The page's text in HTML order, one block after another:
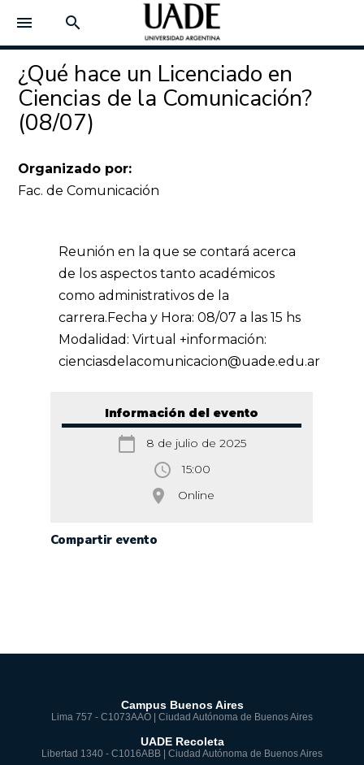
menu search
¿Qué hace un Licenciado en
Ciencias de la Comunicación?
(08/07)
Organizado por:
Fac. de Comunicación
Información del evento
calendar_today 8 de julio de 2025
access_time 15:00
room Online
Compartir evento
Reunión en la que se contará acerca
de los aspectos tanto académicos
como administrativos de la
carrera.Fecha y Hora: 08/07 a las 15 hs
Modalidad:Virtual+información:
cienciasdelacomunicacion@uade.edu.ar
Campus Buenos Aires
Lima 757 - C1073AAO | Ciudad Autónoma de Buenos Aires
UADE Recoleta
Libertad 1340 - C1016ABB | Ciudad Autónoma de Buenos Aires